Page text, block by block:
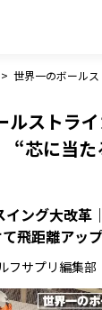
>
ルストラ
“芯に当
ング大改革
飛距離アッ
フサプリ編集部